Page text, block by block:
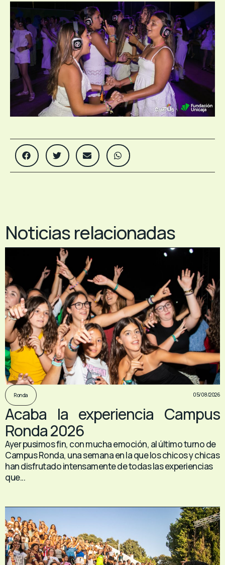
Noticias relacionadas
Ronda 05/08/2026
Acaba la experiencia Campus
Ronda 2026
Ayer pusimos fin, con mucha emoción, al último turno de
Campus Ronda, una semana en la que los chicos y chicas
han disfrutado intensamente de todas las experiencias
que...